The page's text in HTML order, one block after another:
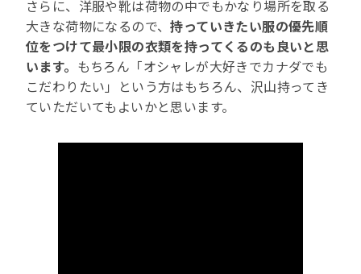
さらに、洋服や靴は荷物の中でもかなり場所を取る
大きな荷物になるので、持っていきたい服の優先順
位をつけて最小限の衣類を持ってくるのも良いと思
います。 もちろん「オシャレが大好きでカナダでも
こだわりたい」という方はもちろん、沢山持ってき
ていただいてもよいかと思います。